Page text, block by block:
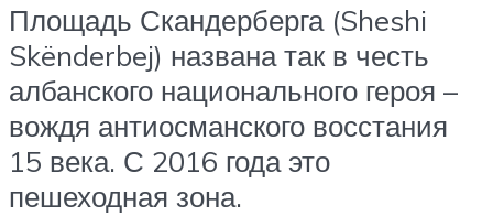
Площадь Скандерберга (Sheshi
Skënderbej) названа так в честь
албанского национального героя –
вождя антиосманского восстания
15 века. С 2016 года это
пешеходная зона.